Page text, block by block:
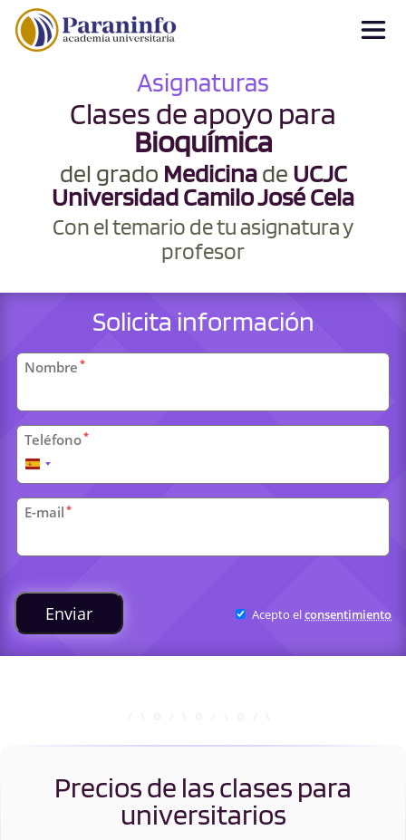
Asignaturas
Clases de apoyo para
Bioquímica
del grado Medicinade UCJC
Universidad Camilo José Cela
Con el temario de tu asignatura y
profesor
Solicita información
Datos
personales
Nombre *
Teléfono*
España
+34
E-mail *
universitarias
Enviar Acepto elconsentimiento
Precios de las clases para
universitarios